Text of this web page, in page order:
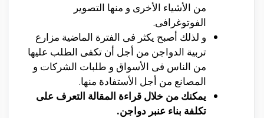
من الأشياء الأخرى و منها التصوير
الفوتوغرافى.
و لذلك أصبح يكثر فى الفترة الماضية مزارع
تربية الدواجن من أجل أن تكفى الطلب عليها
من الناس فى الأسواق و طلبات الشركات و
المصانع من أجل الأستفادة منها.
يمكنك من خلال قراءة المقالة التعرف على
تكلفة بناء عنبر دواجن.